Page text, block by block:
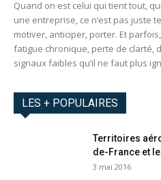
Quand on est celui qui tient tout,
une entreprise, ce n’est pas juste
motiver, anticiper, porter. Et
fatigue chronique, perte de clarté,
signaux faibles qu’il ne faut plus
LES + POPULAIRES
Territoires
de-France et
3 mai 2016